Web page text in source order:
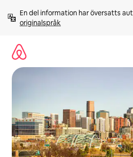
innehåll
En del information har översatts
originalspråk